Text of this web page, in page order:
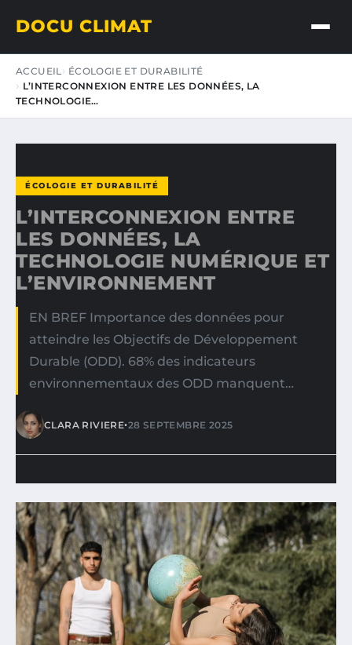
DOCU CLIMAT
ACCUEIL
ÉCOLOGIE ET DURABILITÉ
L’INTERCONNEXION ENTRE LES DONNÉES, LA
TECHNOLOGIE…
ÉCOLOGIE ET DURABILITÉ
L’INTERCONNEXION ENTRE
LES DONNÉES, LA
TECHNOLOGIE NUMÉRIQUE ET
L’ENVIRONNEMENT
EN BREF Importance des données pour
atteindre les Objectifs de Développement
Durable (ODD). 68% des indicateurs
environnementaux des ODD manquent…
CLARA RIVIERE•28 SEPTEMBRE 2025